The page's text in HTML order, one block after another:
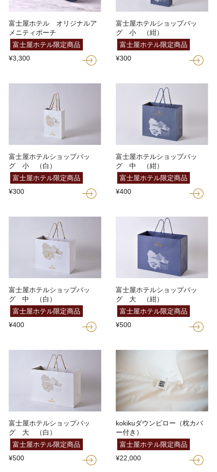
富士屋ホテル オリジナルア
メニティポーチ
富士屋ホテル限定商品
¥3,300
富士屋ホテルショップバッ
グ 小 （紺）
富士屋ホテル限定商品
¥300
富士屋ホテルショップバッ
グ 小 （白）
富士屋ホテル限定商品
¥300
富士屋ホテルショップバッ
グ 中 （紺）
富士屋ホテル限定商品
¥400
富士屋ホテルショップバッ
グ 中 （白）
富士屋ホテル限定商品
¥400
富士屋ホテルショップバッ
グ 大 （紺）
富士屋ホテル限定商品
¥500
富士屋ホテルショップバッ
グ 大 （白）
富士屋ホテル限定商品
¥500
kokikuダウンピロー（枕カバ
ー付き）
富士屋ホテル限定商品
¥22,000